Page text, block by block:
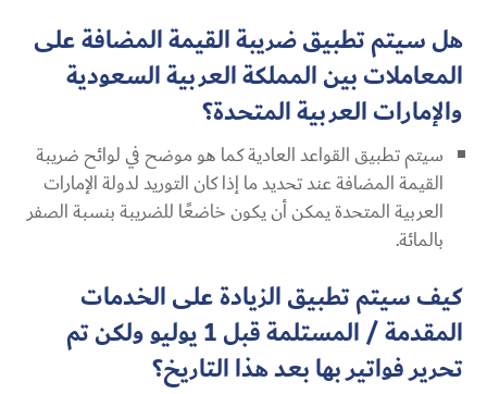
هل سيتم تطبيق ضريبة القيمة المضافة على
المعاملات بين المملكة العربية السعودية
والإمارات العربية المتحدة؟
سيتم تطبيق القواعد العادية كما هو موضح في لوائح ضريبة
القيمة المضافة عند تحديد ما إذا كان التوريد لدولة الإمارات
العربية المتحدة يمكن أن يكون خاضعًا للضريبة بنسبة الصفر
بالمائة.
كيف سيتم تطبيق الزيادة على الخدمات
المقدمة / المستلمة قبل 1 يوليو ولكن تم
تحرير فواتير بها بعد هذا التاريخ؟